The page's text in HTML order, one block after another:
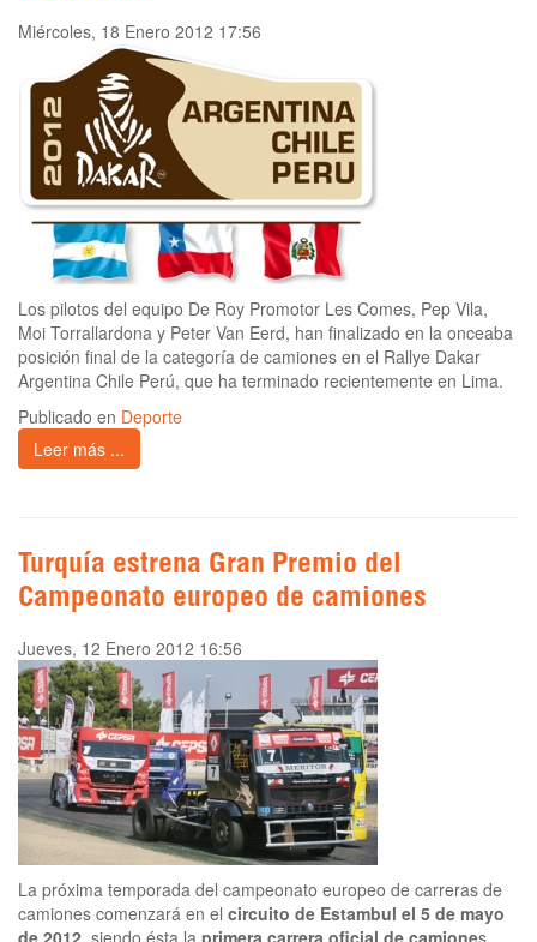
Miércoles, 18 Enero 2012 17:56
Los pilotos del equipo De Roy Promotor Les Comes, Pep Vila,
Moi Torrallardona y Peter Van Eerd, han finalizado en la onceaba
posición final de la categoría de camiones en el Rallye Dakar
Argentina Chile Perú, que ha terminado recientemente en Lima.
Publicado en Deporte
Leer más ...
Turquía estrena Gran Premio del
Campeonato europeo de camiones
Jueves, 12 Enero 2012 16:56
La próxima temporada del campeonato europeo de carreras de
camiones comenzará en el circuito de Estambul el 5 de mayo